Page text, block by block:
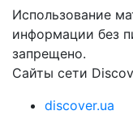
Использование
информации без
запрещено.
Сайты сети
discover.ua